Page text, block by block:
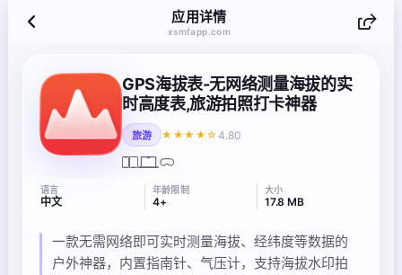
应用详情
xsmfapp.com
GPS海拔表-无网络测量海拔的实
时高度表,旅游拍照打卡神器
旅游 ★★★★☆ 4.80
语言
中文
年龄限制
4+
大小
17.8 MB
一款无需网络即可实时测量海拔、经纬度等数据的
户外神器，内置指南针、气压计，支持海拔水印拍